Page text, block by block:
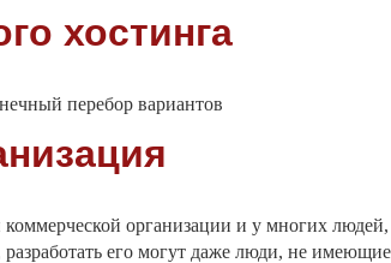
хостинга
перебор вариантов
организации и у многих людей,
разработать его могут даже люди, не имеющие